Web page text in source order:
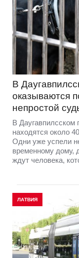
В
оказываются
непростой
В Даугавпилсском
находятся около
Одни уже успели
временному дому,
ждут человека,
ЛАТВИЯ